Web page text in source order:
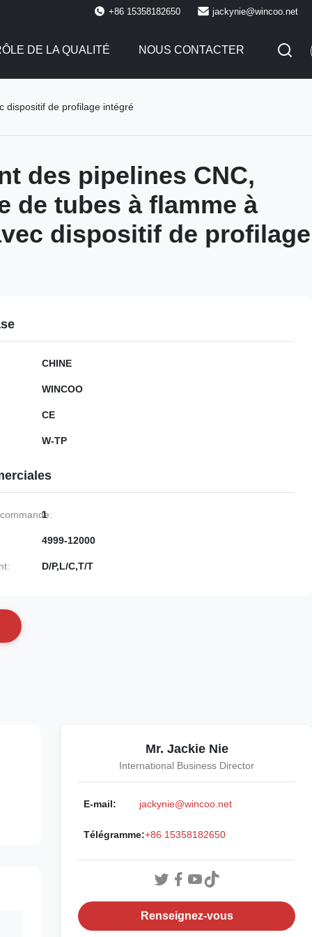
+86 15358182650 jackynie@wincoo.net
DE LA QUALITÉ NOUS CONTACTER
dispositif de profilage intégré
des pipelines CNC,
de tubes à flamme à
dispositif de profilage
CHINE
WINCOO
CE
W-TP
1
4999-12000
D/P,L/C,T/T
Mr. Jackie Nie
International Business Director
E-mail: jackynie@wincoo.net
Télégramme:+86 15358182650
Renseignez-vous